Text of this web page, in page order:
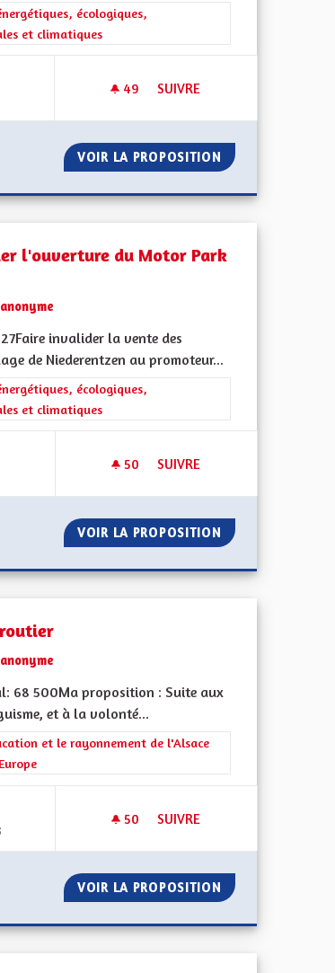
de la catégorie : Les transitions énergétiques,
écologiques,
et climatiques
49 49 ABONNÉS
SUIVRE
VOIR LA PROPOSITION TRANSPORTS
en France et en Europe
l'ouverture du Motor Park
invalider la vente des
de Niederentzen au promoteur...
de la catégorie : Les transitions énergétiques,
écologiques,
et climatiques
50 50 ABONNÉS
SUIVRE
VOIR LA PROPOSITION FAIRE
68 500Ma proposition : Suite aux
et à la volonté...
de la catégorie : La Culture, l'Education et le
et le rayonnement de l'Alsace
50 50 ABONNÉS
SUIVRE
VOIR LA PROPOSITION BILINGUISME